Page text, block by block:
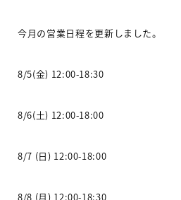
今月の営業日程を更新しました。
8/5(金) 12:00-18:30
8/6(土) 12:00-18:00
8/7 (日) 12:00-18:00
8/8 (月) 12:00-18:30